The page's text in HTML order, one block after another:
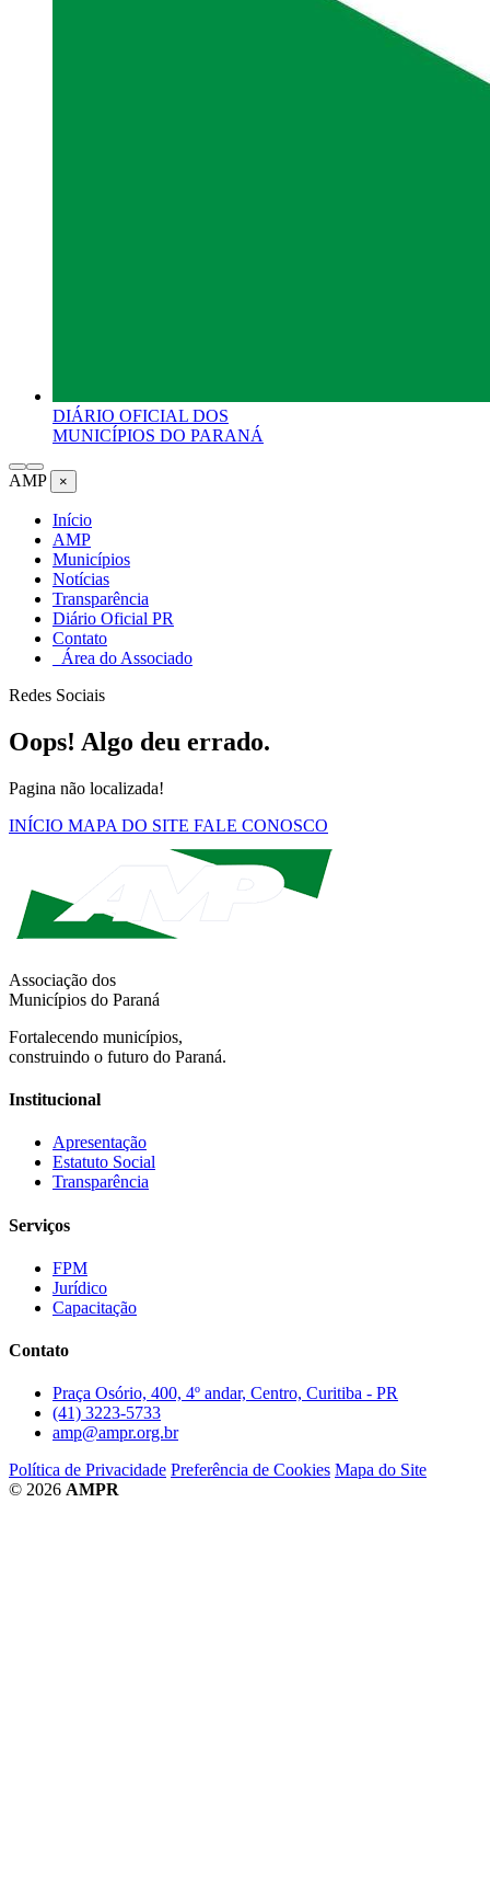
DIÁRIO OFICIAL DOS
MUNICÍPIOS DO PARANÁ
AMP ×
Início
AMP
Municípios
Notícias
Transparência
Diário Oficial PR
Contato
Área do Associado
Redes Sociais
Oops! Algo deu errado.
Pagina não localizada!
INÍCIO MAPA DO SITE FALE CONOSCO
Associação dos
Municípios do Paraná
Fortalecendo municípios,
construindo o futuro do Paraná.
Institucional
Apresentação
Estatuto Social
Transparência
Serviços
FPM
Jurídico
Capacitação
Contato
Praça Osório, 400, 4º andar, Centro, Curitiba - PR
(41) 3223-5733
amp@ampr.org.br
Política de Privacidade Preferência de Cookies Mapa do Site
© 2026 AMPR